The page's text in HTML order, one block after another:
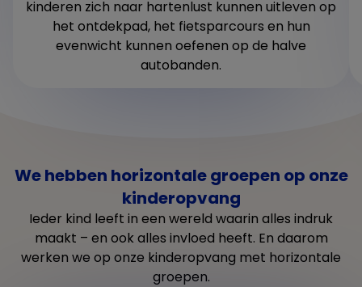
kinderen zich naar hartenlust kunnen uitleven op
het ontdekpad, het fietsparcours en hun
evenwicht kunnen oefenen op de halve
autobanden.
We hebben horizontale groepen op onze
kinderopvang
Ieder kind leeft in een wereld waarin alles indruk
maakt – en ook alles invloed heeft. En daarom
werken we op onze kinderopvang met horizontale
groepen.